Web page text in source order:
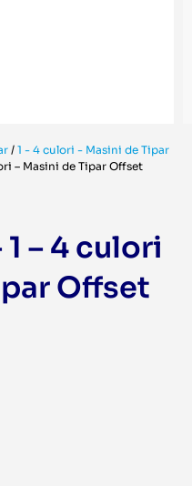
/ 1 - 4 culori - Masini de Tipar
– Masini de Tipar Offset
– 4 culori
Offset